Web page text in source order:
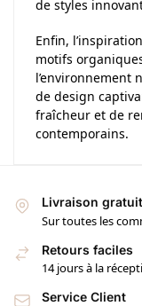
de styles
Enfin,
motifs
l’environnement
de design
fraîcheur et de
contemporains.
Livraison
Sur toutes les
Retours faciles
14 jours à la
Service Client